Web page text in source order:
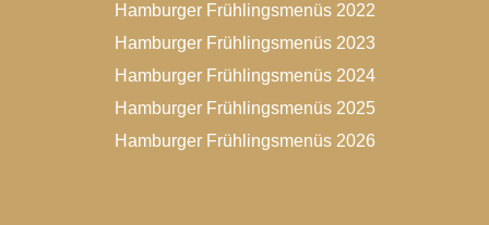
Hamburger Frühlingsmenüs 2022
Hamburger Frühlingsmenüs 2023
Hamburger Frühlingsmenüs 2024
Hamburger Frühlingsmenüs 2025
Hamburger Frühlingsmenüs 2026